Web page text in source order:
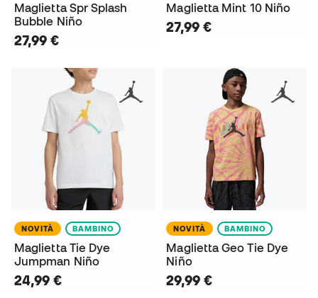
Maglietta Spr Splash
Bubble Niño
27,99 €
Maglietta Mint 10 Niño
27,99 €
NOVITÀ BAMBINO
Maglietta Tie Dye
Jumpman Niño
24,99 €
NOVITÀ BAMBINO
Maglietta Geo Tie Dye
Niño
29,99 €